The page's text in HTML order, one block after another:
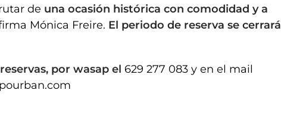
de una ocasión histórica con comodidad y a
Mónica Freire. El periodo de reserva se cerrará
por wasap el 629 277 083 y en el mail